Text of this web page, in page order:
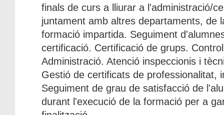
finals de curs a lliurar a l'administració/
juntament amb altres departaments, de
formació impartida. Seguiment
certificació. Certificació de grups.
Administració. Atenció inspeccionis i
Gestió de certificats de professionalitat,
Seguiment de grau de satisfacció de
durant l'execució de la formació per a